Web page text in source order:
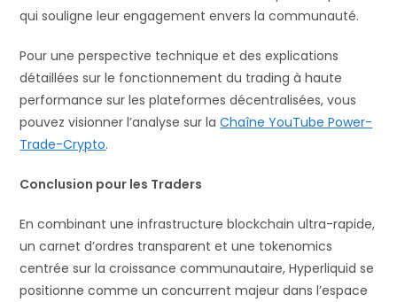
qui souligne leur engagement envers la communauté.
Pour une perspective technique et des explications
détaillées sur le fonctionnement du trading à haute
performance sur les plateformes décentralisées, vous
pouvez visionner l’analyse sur laChaîne YouTube Power-
Trade-Crypto.
Conclusion pour les Traders
En combinant une infrastructure blockchain ultra-rapide,
un carnet d’ordres transparent et une tokenomics
centrée sur la croissance communautaire, Hyperliquid se
positionne comme un concurrent majeur dans l’espace